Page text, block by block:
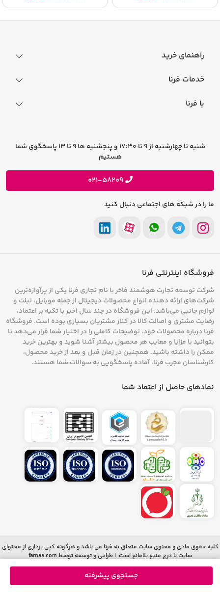
جستجوی پیشرفته
راهنمای خرید
راهنمای خرید اقساطی
خدمات فرنا
شرایط و قوانین
با فرنا
فرصت های شغلی
پیشنهادات و انتقادات
شنبه تا چهارشنبه از 9 تا 17:30 و پنجشنبه ها 9 تا 13 پاسخگوی شما
هستیم
021-58209
ما را در شبکه های اجتماعی دنبال کنید
فروشگاه اینترنتی فرنا
شرکت توسعه تجارت هوشمند فاخر با نام تجاری فرنا یکی از پرآوازه‌ترین
شرکت‌های ارائه دهنده انواع محصولات دیجیتال از جمله موبایل، تبلت و
لوازم جانبی می‌باشد. این فروشگاه در چند سال اخیر با تکیه بر اعتماد،
رضایت مشتری و اصالت کالا در کنار مشتریان بسیاری بوده است. فروشگاه
فرنا درباره محصولات خود، توضیحات کاملی را در اختیار شما قرار می‌دهد تا
بتوانید با مزایا و معایب هر محصول بیشتر آشنا شوید و بهترین خرید
ممکن را داشته باشید. همچنین در زمان قبل و بعد از خرید محصول،
کارشناسان مجرب فرنا، آماده پاسخگویی به سوالات شما هستند.
نمادهای حاصل از اعتماد شما
کلیه حقوق مادی و معنوی سایت متعلق به فرنا می باشد و هرگونه کپی برداری از محتوای
سایت با درج منبع بلامانع است. | طراحی و توسعه توسط farnaa.com